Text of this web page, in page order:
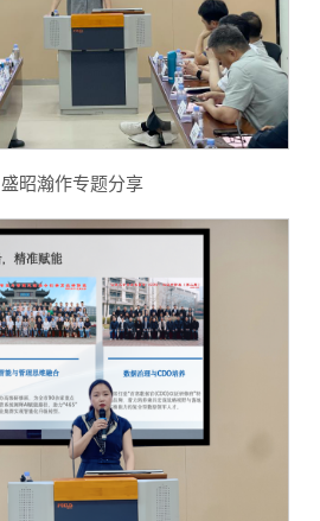
盛昭瀚作专题分享